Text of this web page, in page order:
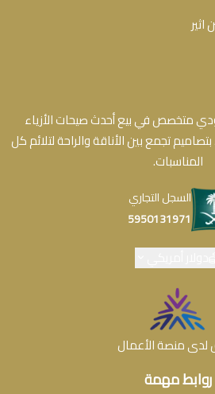
روابط مهمة
متخصص في بيع أحدث صيحات الأزياء
تجمع بين الأناقة والراحة لتلائم كل
المناسبات.
السجل التجاري
5950131971
لدى منصة الأعمال